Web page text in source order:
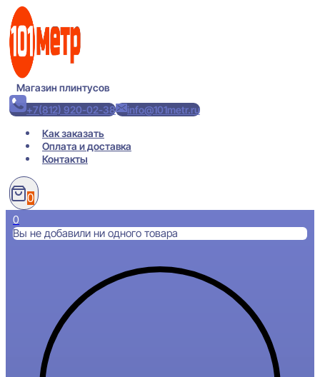
Перейти
содержимому
Магазин плинтусов
+7(812) 920-02-38
info@101metr.ru
Как заказать
Оплата и доставка
Контакты
0
0
Вы не добавили ни одного товара